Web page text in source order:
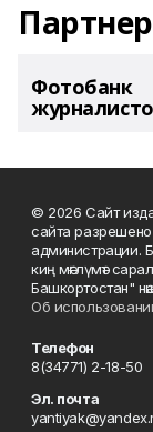
Фотобанк
© 2026 Сайт
сайта
администрации.
киң мәғлүмәт
Башкортостан"
Об
Телефон
8(34771) 2-18-50
Эл. почта